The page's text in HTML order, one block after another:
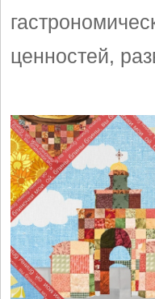
ценностей,